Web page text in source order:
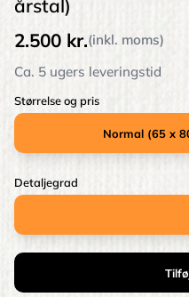
årstal)
2.500 kr.(inkl. moms)
Ca. 5 ugers leveringstid
Størrelse og pris
Detaljegrad